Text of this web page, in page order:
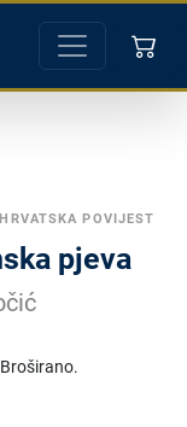
HRVATSKA POVIJEST
pjeva
Broširano.